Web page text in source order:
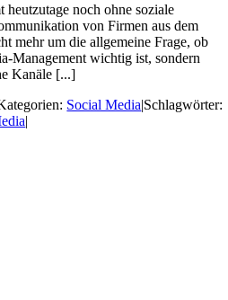
noch ohne soziale
von Firmen aus dem
mehr um die allgemeine Frage, ob
Management wichtig ist, sondern
Kanäle [...]
Social Media|Schlagwörter:
|